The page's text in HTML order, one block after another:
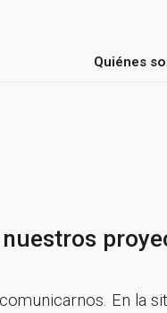
Quiénes
En la